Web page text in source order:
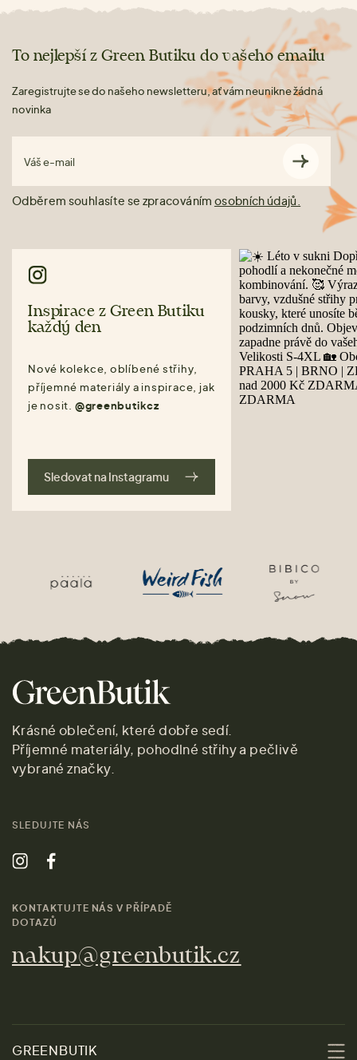
To nejlepší z Green Butiku do vašeho emailu
Zaregistrujte se do našeho newsletteru, ať vám neunikne žádná
novinka
Váš e-mail
Odběrem souhlasíte se zpracováním osobních údajů.
Inspirace z Green Butiku
každý den
Nové kolekce, oblíbené střihy,
příjemné materiály a inspirace, jak
je nosit. @greenbutikcz
Sledovat na Instagramu
Krásné oblečení, které dobře sedí.
Příjemné materiály, pohodlné střihy a pečlivě
vybrané značky.
SLEDUJTE NÁS
KONTAKTUJTE NÁS V PŘÍPADĚ
DOTAZŮ
nakup@greenbutik.cz
GREENBUTIK